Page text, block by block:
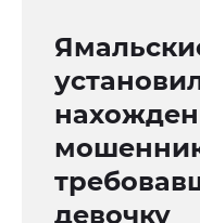
девочку